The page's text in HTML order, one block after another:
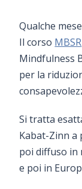
Qualche
Il corso MBSR
Mindfulness
per la
Si tratta
Kabat-Zinn a
poi diffuso in
e poi in